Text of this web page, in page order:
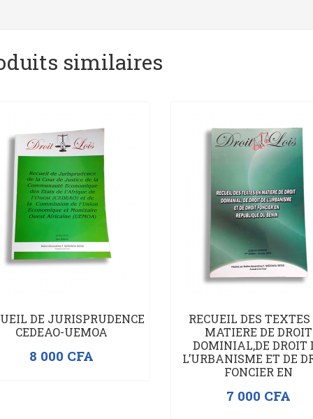
similaires
DE JURISPRUDENCE
CEDEAO-UEMOA
8 000 CFA
RECUEIL DES TEXTES
MATIERE DE DROIT
DOMINIAL,DE DROIT
L’URBANISME ET DE
FONCIER EN
7 000 CFA